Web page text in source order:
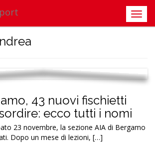
43 nuovi fischietti
ecco tutti i nomi
23 novembre, la sezione AIA di Bergamo
Dopo un mese di lezioni, […]